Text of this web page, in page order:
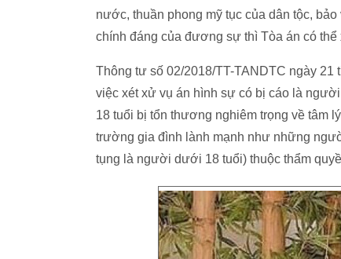
nước, thuần phong mỹ tục của dân tộc,
chính đáng của đương sự thì Tòa án có
Thông tư số 02/2018/TT-TANDTC ngày 21
việc xét xử vụ án hình sự có bị cáo là
18 tuổi bị tổn thương nghiêm trọng về tâm
trường gia đình lành mạnh như những
tụng là người dưới 18 tuổi) thuộc thẩm